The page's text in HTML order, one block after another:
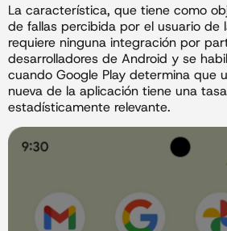
La característica, que tiene como
de fallas percibida por el usuario de
requiere ninguna integración por
desarrolladores de Android y se
cuando Google Play determina que
nueva de la aplicación tiene una
estadísticamente relevante.